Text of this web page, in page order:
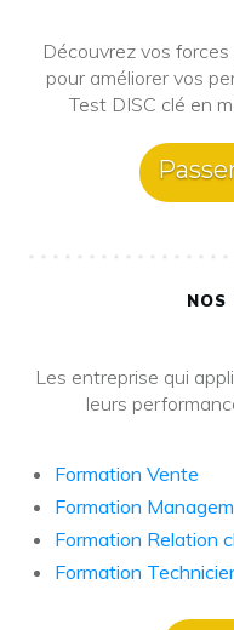
Découvrez vos
pour améliorer vos
Test DISC clé en
NOS
Les entreprise qui
leurs
Formation Vente
Formation
Formation Relation
Formation